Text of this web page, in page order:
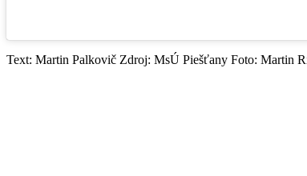
Text: Martin Palkovič Zdroj: MsÚ Piešťany Foto: Martin